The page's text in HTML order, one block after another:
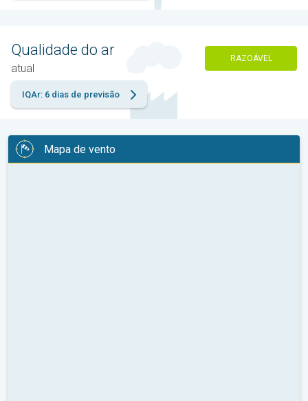
Qualidade do ar
atual
RAZOÁVEL
IQAr: 6 dias de previsão
Mapa de vento